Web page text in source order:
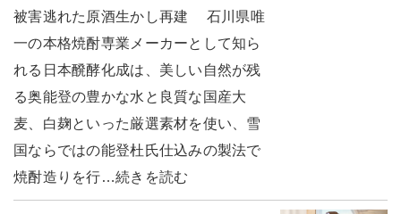
被害逃れた原酒生かし再建 石川県唯
一の本格焼酎専業メーカーとして知ら
れる日本醗酵化成は、美しい自然が残
る奥能登の豊かな水と良質な国産大
麦、白麹といった厳選素材を使い、雪
国ならではの能登杜氏仕込みの製法で
焼酎造りを行…続きを読む